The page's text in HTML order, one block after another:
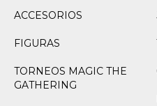
ACCESORIOS
FIGURAS
TORNEOS MAGIC THE
GATHERING